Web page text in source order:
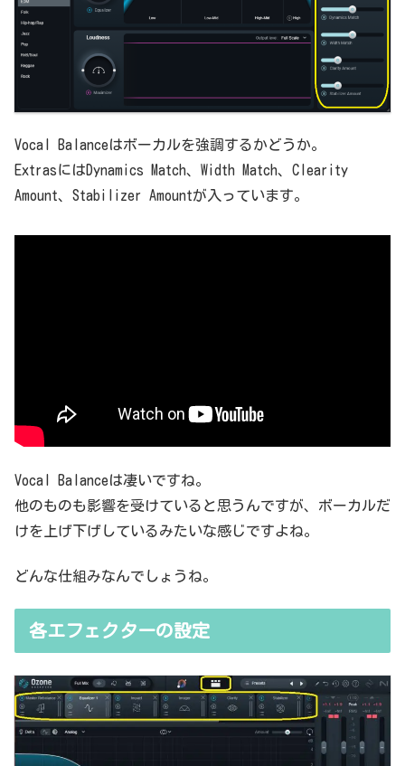
Vocal Balanceはボーカルを強調するかどうか。
ExtrasにはDynamics Match、Width Match、Clearity
Amount、Stabilizer Amountが入っています。
Vocal Balanceは凄いですね。
他のものも影響を受けていると思うんですが、ボーカルだ
けを上げ下げしているみたいな感じですよね。
どんな仕組みなんでしょうね。
各エフェクターの設定